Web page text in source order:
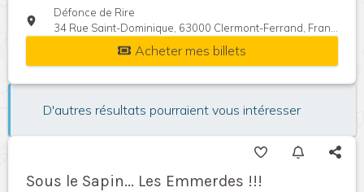
Défonce de Rire
34 Rue Saint-Dominique, 63000 Clermont-Ferrand, France
Acheter mes billets
D'autres résultats pourraient vous intéresser
Sous le Sapin... Les Emmerdes !!!